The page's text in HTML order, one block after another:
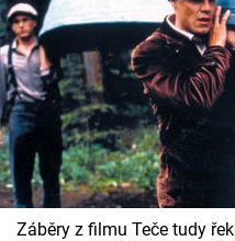
Záběry z filmu Teče tudy